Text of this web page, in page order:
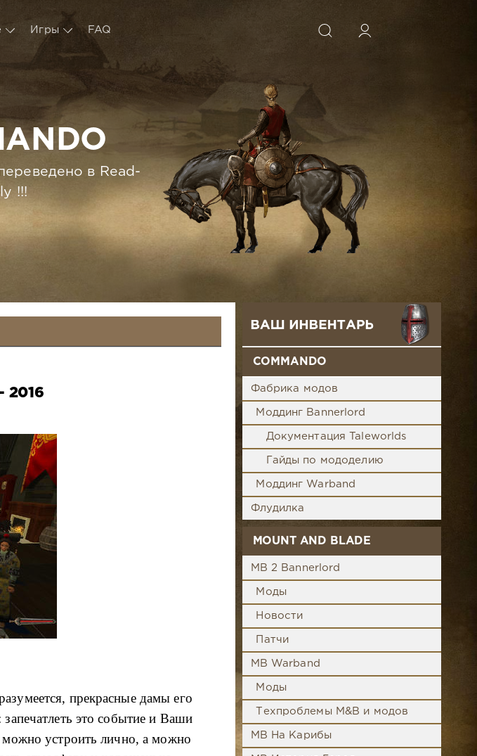
Игры FAQ
в Read-
!!!
2016
прекрасные дамы его
это событие и Ваши
устроить лично, а можно
COMMANDO
Фабрика модов
Моддинг Bannerlord
Документация Taleworlds
Гайды по мододелию
Моддинг Warband
Флудилка
MOUNT AND BLADE
MB 2 Bannerlord
Моды
Новости
Патчи
MB Warband
Моды
Техпроблемы M&B и модов
MB На Карибы